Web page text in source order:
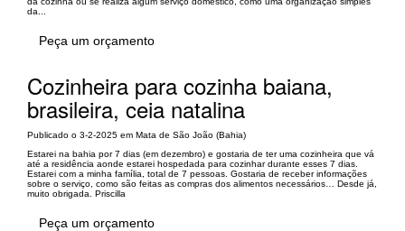
da...
Peça um orçamento
Cozinheira para cozinha baiana,
brasileira, ceia natalina
Publicado o 3-2-2025 em Mata de São João (Bahia)
Estarei na bahia por 7 dias (em dezembro) e gostaria de ter uma cozinheira que vá
até a residência aonde estarei hospedada para cozinhar durante esses 7 dias.
Estarei com a minha família, total de 7 pessoas. Gostaria de receber informações
sobre o serviço, como são feitas as compras dos alimentos necessários… Desde já,
muito obrigada. Priscilla
Peça um orçamento